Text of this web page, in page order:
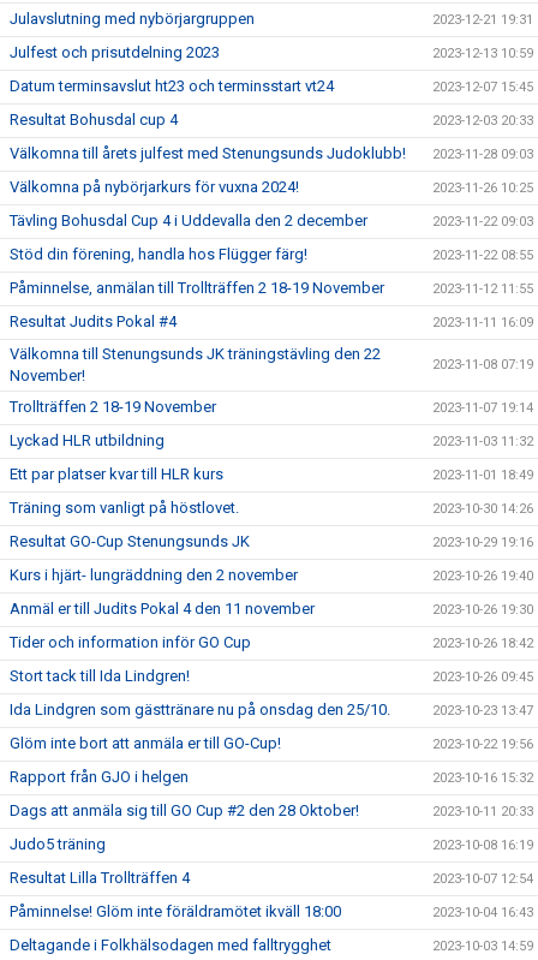
Julavslutning med nybörjargruppen 2023-12-21 19:31
Julfest och prisutdelning 2023 2023-12-13 10:59
Datum terminsavslut ht23 och terminsstart vt24 2023-12-07 15:45
Resultat Bohusdal cup 4 2023-12-03 20:33
Välkomna till årets julfest med Stenungsunds Judoklubb! 2023-11-28 09:03
Välkomna på nybörjarkurs för vuxna 2024! 2023-11-26 10:25
Tävling Bohusdal Cup 4 i Uddevalla den 2 december 2023-11-22 09:03
Stöd din förening, handla hos Flügger färg! 2023-11-22 08:55
Påminnelse, anmälan till Trollträffen 2 18-19 November 2023-11-12 11:55
Resultat Judits Pokal #4 2023-11-11 16:09
Välkomna till Stenungsunds JK träningstävling den 22
November!
2023-11-08 07:19
Trollträffen 2 18-19 November 2023-11-07 19:14
Lyckad HLR utbildning 2023-11-03 11:32
Ett par platser kvar till HLR kurs 2023-11-01 18:49
Träning som vanligt på höstlovet. 2023-10-30 14:26
Resultat GO-Cup Stenungsunds JK 2023-10-29 19:16
Kurs i hjärt- lungräddning den 2 november 2023-10-26 19:40
Anmäl er till Judits Pokal 4 den 11 november 2023-10-26 19:30
Tider och information inför GO Cup 2023-10-26 18:42
Stort tack till Ida Lindgren! 2023-10-26 09:45
Ida Lindgren som gästtränare nu på onsdag den 25/10. 2023-10-23 13:47
Glöm inte bort att anmäla er till GO-Cup! 2023-10-22 19:56
Rapport från GJO i helgen 2023-10-16 15:32
Dags att anmäla sig till GO Cup #2 den 28 Oktober! 2023-10-11 20:33
Judo5 träning 2023-10-08 16:19
Resultat Lilla Trollträffen 4 2023-10-07 12:54
Påminnelse! Glöm inte föräldramötet ikväll 18:00 2023-10-04 16:43
Deltagande i Folkhälsodagen med falltrygghet 2023-10-03 14:59